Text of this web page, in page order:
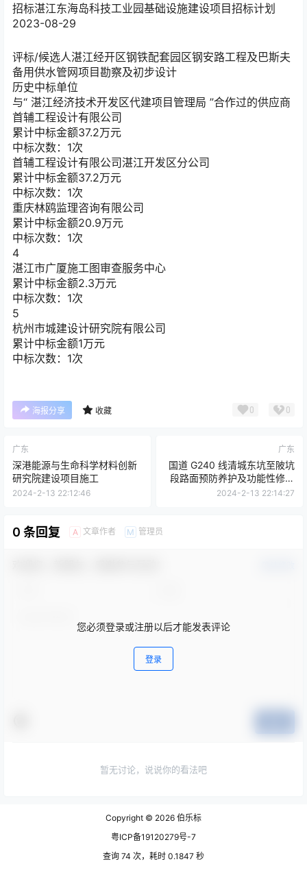
招标湛江东海岛科技工业园基础设施建设项目招标计划
2023-08-29
评标/候选人湛江经开区钢铁配套园区钢安路工程及巴斯夫
备用供水管网项目勘察及初步设计
历史中标单位
与“ 湛江经济技术开发区代建项目管理局 ”合作过的供应商
首辅工程设计有限公司
累计中标金额37.2万元
中标次数：1次
首辅工程设计有限公司湛江开发区分公司
累计中标金额37.2万元
中标次数：1次
重庆林鸥监理咨询有限公司
累计中标金额20.9万元
中标次数：1次
4
湛江市广厦施工图审查服务中心
累计中标金额2.3万元
中标次数：1次
5
杭州市城建设计研究院有限公司
累计中标金额1万元
中标次数：1次
海报分享 收藏 0 0
广东
深港能源与生命科学材料创新
研究院建设项目施工
2024-2-13 22:12:46
广东
国道 G240 线清城东坑至陂坑
段路面预防养护及功能性修复
养护工程招标公告
2024-2-13 22:14:27
0 条回复 A 文章作者 M 管理员
您必须登录或注册以后才能发表评论
登录
暂无讨论，说说你的看法吧
Copyright © 2026 伯乐标
粤ICP备19120279号-7
查询 74 次，耗时 0.1847 秒